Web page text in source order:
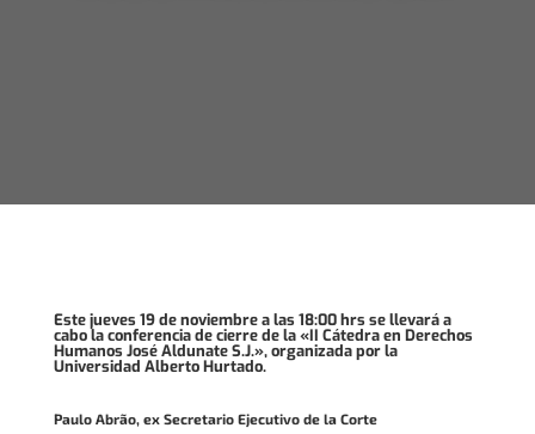
Este jueves 19 de noviembre a las 18:00 hrs se llevará a
cabo la conferencia de cierre de la «II Cátedra en Derechos
Humanos José Aldunate S.J.», organizada por la
Universidad Alberto Hurtado.
Paulo Abrão, ex Secretario Ejecutivo de la Corte